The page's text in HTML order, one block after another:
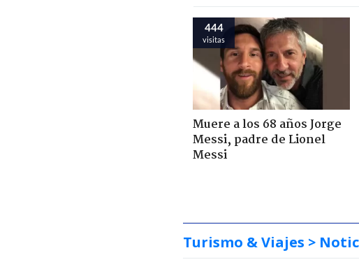
444
visitas
Muere a los 68 años Jorge
Messi, padre de Lionel
Messi
Turismo & Viajes >